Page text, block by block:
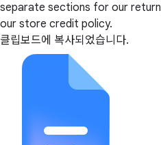
separate sections for our
our store credit policy.
클립보드에 복사되었습니다.